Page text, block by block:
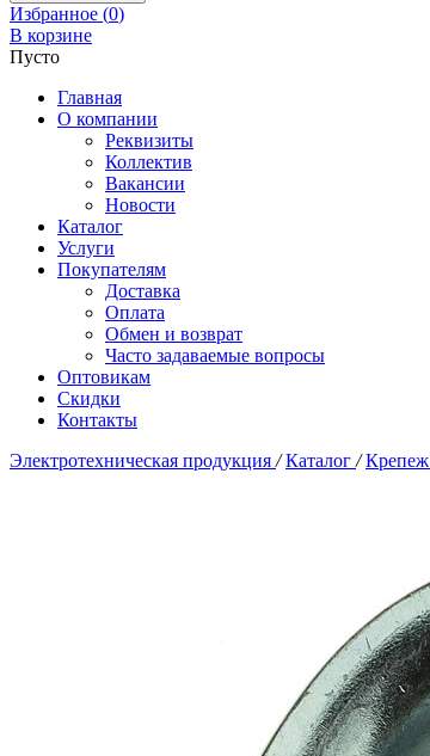
Избранное (0)
В корзине
Пусто
Главная
О компании
Реквизиты
Коллектив
Вакансии
Новости
Каталог
Услуги
Покупателям
Доставка
Оплата
Обмен и возврат
Часто задаваемые вопросы
Оптовикам
Скидки
Контакты
Электротехническая продукция / Каталог / Крепеж